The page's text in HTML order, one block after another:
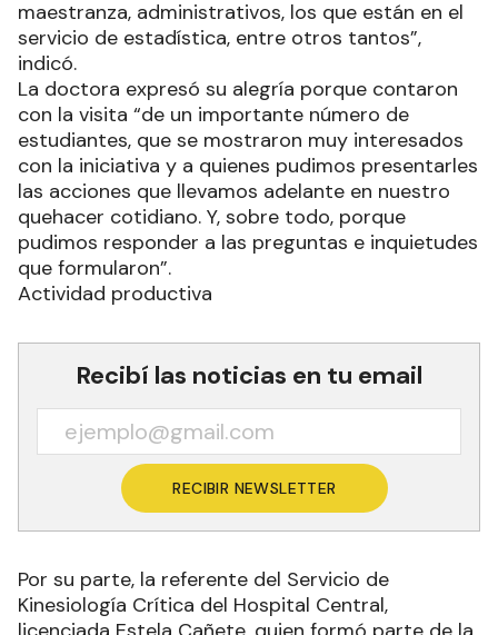
maestranza, administrativos, los que están en el
servicio de estadística, entre otros tantos”,
indicó.
La doctora expresó su alegría porque contaron
con la visita “de un importante número de
estudiantes, que se mostraron muy interesados
con la iniciativa y a quienes pudimos presentarles
las acciones que llevamos adelante en nuestro
quehacer cotidiano. Y, sobre todo, porque
pudimos responder a las preguntas e inquietudes
que formularon”.
Actividad productiva
Recibí las noticias en tu email
RECIBIR NEWSLETTER
Por su parte, la referente del Servicio de
Kinesiología Crítica del Hospital Central,